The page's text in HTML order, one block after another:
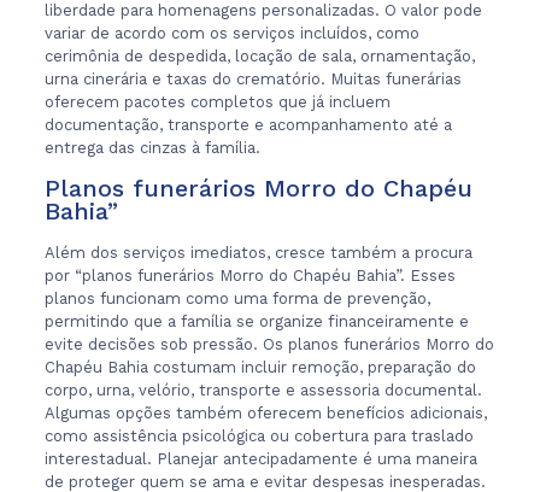
liberdade para homenagens personalizadas. O valor pode
variar de acordo com os serviços incluídos, como
cerimônia de despedida, locação de sala, ornamentação,
urna cinerária e taxas do crematório. Muitas funerárias
oferecem pacotes completos que já incluem
documentação, transporte e acompanhamento até a
entrega das cinzas à família.
Planos funerários Morro do Chapéu
Bahia”
Além dos serviços imediatos, cresce também a procura
por “planos funerários Morro do Chapéu Bahia”. Esses
planos funcionam como uma forma de prevenção,
permitindo que a família se organize financeiramente e
evite decisões sob pressão. Os planos funerários Morro do
Chapéu Bahia costumam incluir remoção, preparação do
corpo, urna, velório, transporte e assessoria documental.
Algumas opções também oferecem benefícios adicionais,
como assistência psicológica ou cobertura para traslado
interestadual. Planejar antecipadamente é uma maneira
de proteger quem se ama e evitar despesas inesperadas.